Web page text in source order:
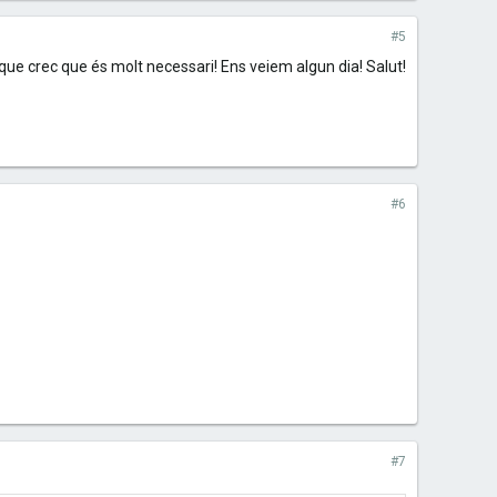
#5
crec que és molt necessari! Ens veiem algun dia! Salut!
#6
#7